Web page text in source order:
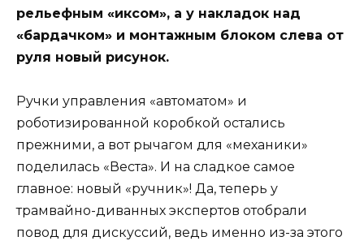
рельефным «иксом», а у накладок над
«бардачком» и монтажным блоком слева от
руля новый рисунок.
Ручки управления «автоматом» и
роботизированной коробкой остались
прежними, а вот рычагом для «механики»
поделилась «Веста». И на сладкое самое
главное: новый «ручник»! Да, теперь у
трамвайно-диванных экспертов отобрали
повод для дискуссий, ведь именно из-за этого